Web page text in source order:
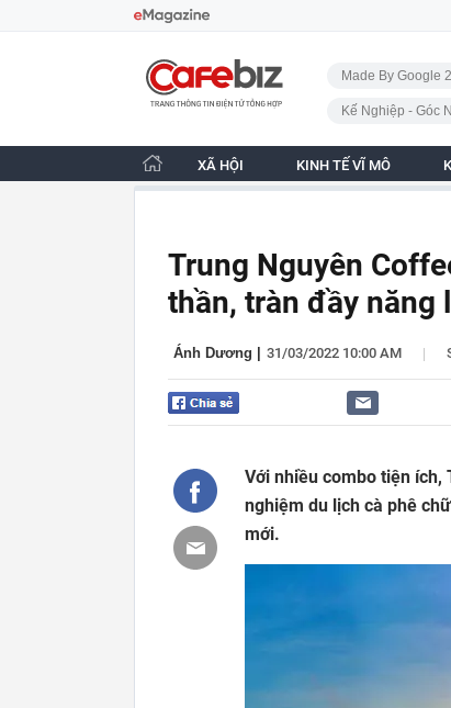
CafeBiz - Trang chủ
Made By Google
Kế Nghiệp - Góc
XÃ HỘI KINH TẾ VĨ MÔ
Trung Nguyên
thần, tràn đầy năng
Ánh Dương 31/03/2022 10:00 AM |
Với nhiều combo tiện ích,
nghiệm du lịch cà phê
mới.